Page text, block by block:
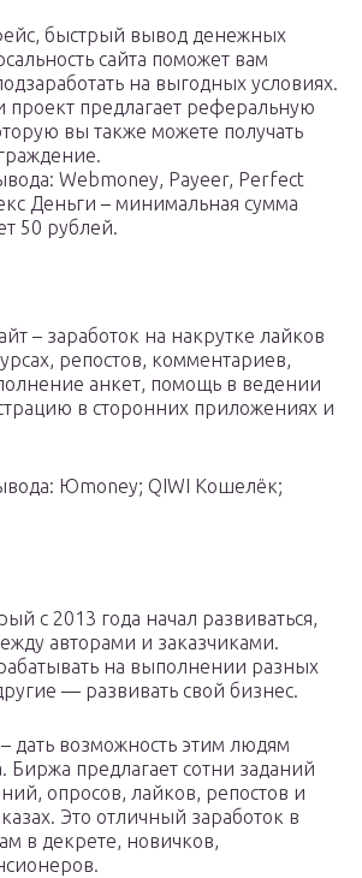
быстрый вывод денежных
сайта поможет вам
на выгодных условиях.
проект предлагает реферальную
вы также можете получать
Webmoney, Payeer, Perfect
Деньги – минимальная сумма
50 рублей.
– заработок на накрутке лайков
репостов, комментариев,
анкет, помощь в ведении
в сторонних приложениях и
Юmoney; QIWI Кошелёк;
с 2013 года начал развиваться,
авторами и заказчиками.
на выполнении разных
— развивать свой бизнес.
дать возможность этим людям
Биржа предлагает сотни заданий
опросов, лайков, репостов и
Это отличный заработок в
в декрете, новичков,